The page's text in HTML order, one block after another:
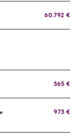
60.792 €
365 €
973 €